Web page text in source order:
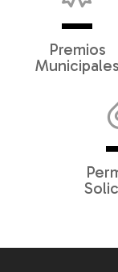
Premios
Municipales